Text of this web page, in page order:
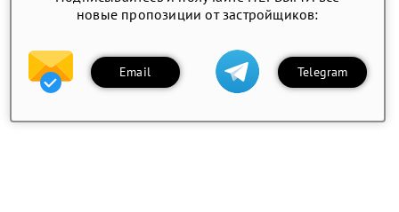
новые пропозиции от застройщиков:
Email Telegram